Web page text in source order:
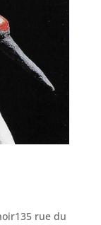
rue du